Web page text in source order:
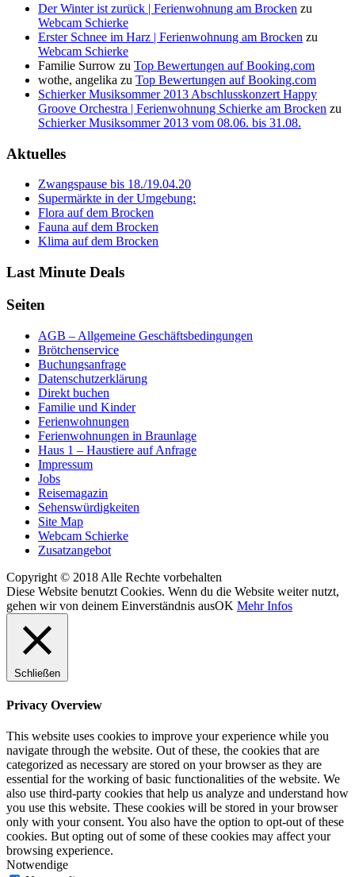
Der Winter ist zurück | Ferienwohnung am Brocken zu
Webcam Schierke
Erster Schnee im Harz | Ferienwohnung am Brocken zu
Webcam Schierke
Familie Surrow zu Top Bewertungen auf Booking.com
wothe, angelika zu Top Bewertungen auf Booking.com
Schierker Musiksommer 2013 Abschlusskonzert Happy
Groove Orchestra | Ferienwohnung Schierke am Brocken zu
Schierker Musiksommer 2013 vom 08.06. bis 31.08.
Aktuelles
Zwangspause bis 18./19.04.20
Supermärkte in der Umgebung:
Flora auf dem Brocken
Fauna auf dem Brocken
Klima auf dem Brocken
Last Minute Deals
Seiten
AGB – Allgemeine Geschäftsbedingungen
Brötchenservice
Buchungsanfrage
Datenschutzerklärung
Direkt buchen
Familie und Kinder
Ferienwohnungen
Ferienwohnungen in Braunlage
Haus 1 – Haustiere auf Anfrage
Impressum
Jobs
Reisemagazin
Sehenswürdigkeiten
Site Map
Webcam Schierke
Zusatzangebot
Copyright © 2018 Alle Rechte vorbehalten
Diese Website benutzt Cookies. Wenn du die Website weiter nutzt,
gehen wir von deinem Einverständnis ausOK Mehr Infos
Schließen
Privacy Overview
This website uses cookies to improve your experience while you
navigate through the website. Out of these, the cookies that are
categorized as necessary are stored on your browser as they are
essential for the working of basic functionalities of the website. We
also use third-party cookies that help us analyze and understand how
you use this website. These cookies will be stored in your browser
only with your consent. You also have the option to opt-out of these
cookies. But opting out of some of these cookies may affect your
browsing experience.
Notwendige